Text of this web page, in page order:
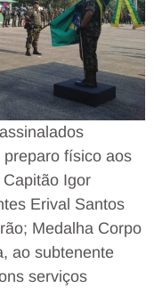
físico aos
Igor
Erival Santos
Medalha Corpo
ao subtenente
serviços